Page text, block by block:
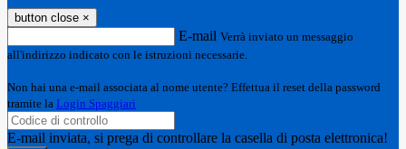
button close ×
E-mail Verrà inviato un messaggio
all'indirizzo indicato con le istruzioni necessarie.
Non hai una e-mail associata al nome utente? Effettua il reset della password
tramite la Login Spaggiari
E-mail inviata, si prega di controllare la casella di posta elettronica!